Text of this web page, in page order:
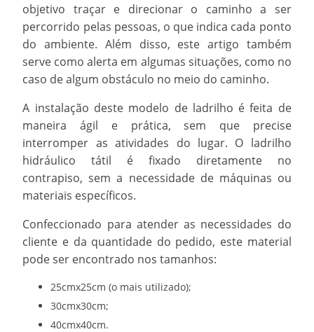
objetivo traçar e direcionar o caminho a ser
percorrido pelas pessoas, o que indica cada ponto
do ambiente. Além disso, este artigo também
serve como alerta em algumas situações, como no
caso de algum obstáculo no meio do caminho.
A instalação deste modelo de ladrilho é feita de
maneira ágil e prática, sem que precise
interromper as atividades do lugar. O ladrilho
hidráulico tátil é fixado diretamente no
contrapiso, sem a necessidade de máquinas ou
materiais específicos.
Confeccionado para atender as necessidades do
cliente e da quantidade do pedido, este material
pode ser encontrado nos tamanhos:
25cmx25cm (o mais utilizado);
30cmx30cm;
40cmx40cm.